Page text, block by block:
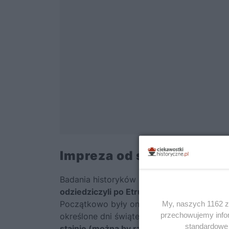
Impreza od święta i na co
Badania historyków zdają się potwierdzać,
odziedziczyli po Etruskach lub Lukanach
Początkowo były one prawdopodobnie
określone dni świąteczne. Zakłada się
My, naszych 1162
przechowujemy